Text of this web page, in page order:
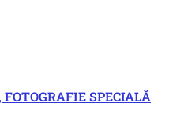
FOTOGRAFIE SPECIALĂ